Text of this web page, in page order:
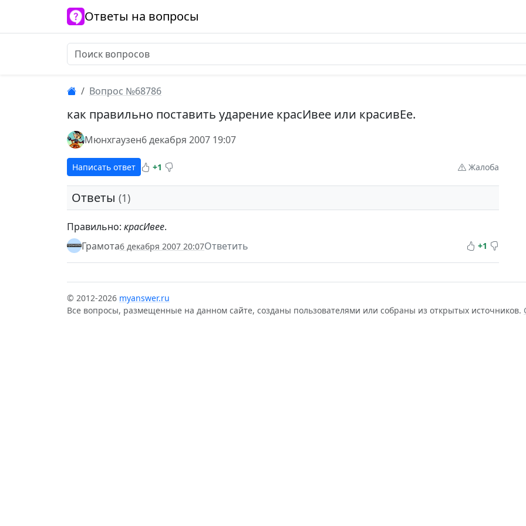
Ответы на вопросы
Вопрос №68786
как правильно поставить ударение красИвее или красивЕе.
Мюнхгаузен6 декабря 2007 19:07
Написать ответ +1 Жалоба
Ответы (1)
Правильно: красИвее.
Грамота6 декабря 2007 20:07Ответить +1
© 2012-2026 myanswer.ru
Все вопросы, размещенные на данном сайте, созданы пользователями или собраны из открытых источников.